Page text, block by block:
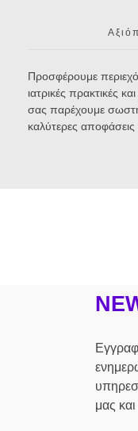
Προσφέρουμε
ιατρικές πρακτικές
σας παρέχουμε
καλύτερες αποφάσεις
μας